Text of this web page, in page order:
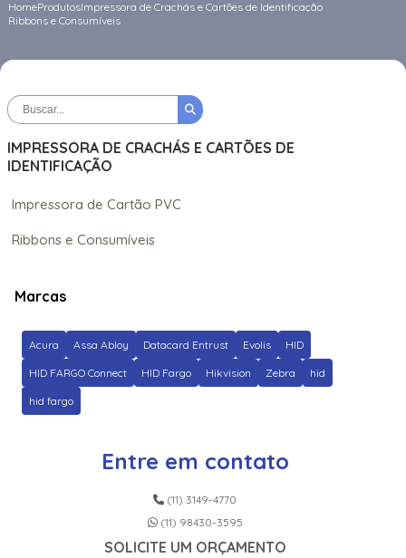
HomeProdutosImpressora de Crachás e Cartões de Identificação
Ribbons e Consumíveis
IMPRESSORA DE CRACHÁS E CARTÕES DE
IDENTIFICAÇÃO
Impressora de Cartão PVC
Ribbons e Consumíveis
Marcas
Acura Assa Abloy Datacard Entrust Evolis HID
HID FARGO Connect HID Fargo Hikvision Zebra hid
hid fargo
Entre em contato
(11) 3149-4770
(11) 98430-3595
SOLICITE UM ORÇAMENTO